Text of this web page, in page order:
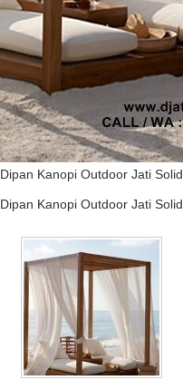
Dipan Kanopi Outdoor Jati Solid
Dipan Kanopi Outdoor Jati Solid